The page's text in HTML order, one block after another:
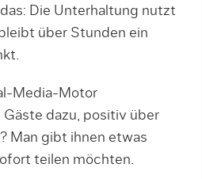
Die Unterhaltung nutzt
über Stunden ein
Media-Motor
dazu, positiv über
Man gibt ihnen etwas
teilen möchten.